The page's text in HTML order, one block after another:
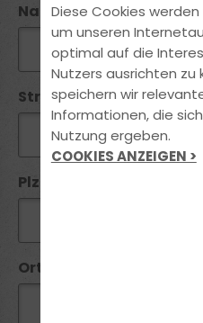
Name*:
Straße / Nr:
Plz*:
Ort*:
Diese Cookies
um unseren
optimal auf die
Nutzers ausrichten zu
speichern wir
Informationen, die
Nutzung ergeben.
COOKIES ANZEIGEN >